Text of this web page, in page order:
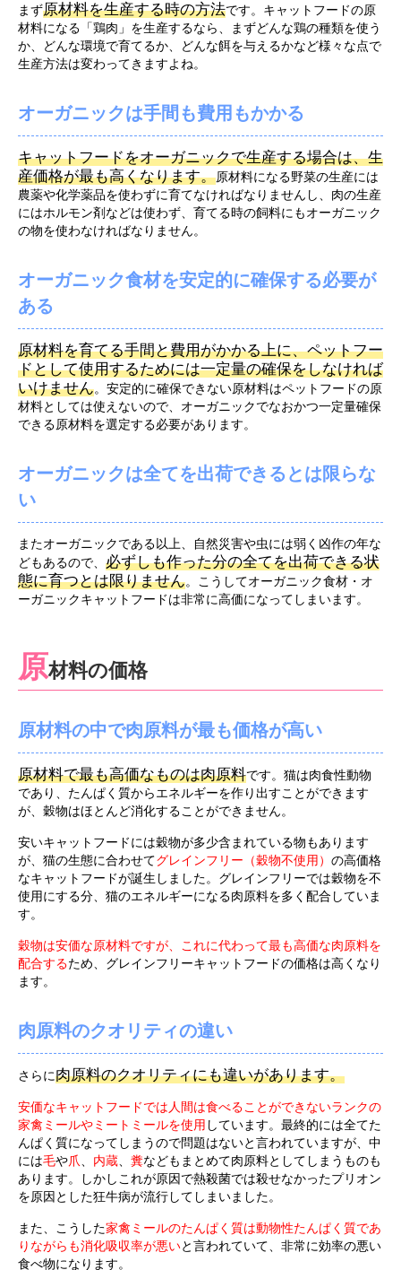
まず原材料を生産する時の方法です。キャットフードの原
材料になる「鶏肉」を生産するなら、まずどんな鶏の種類を使う
か、どんな環境で育てるか、どんな餌を与えるかなど様々な点で
生産方法は変わってきますよね。
オーガニックは手間も費用もかかる
キャットフードをオーガニックで生産する場合は、生
産価格が最も高くなります。原材料になる野菜の生産には
農薬や化学薬品を使わずに育てなければなりませんし、肉の生産
にはホルモン剤などは使わず、育てる時の飼料にもオーガニック
の物を使わなければなりません。
オーガニック食材を安定的に確保する必要が
ある
原材料を育てる手間と費用がかかる上に、ペットフー
ドとして使用するためには一定量の確保をしなければ
いけません。安定的に確保できない原材料はペットフードの原
材料としては使えないので、オーガニックでなおかつ一定量確保
できる原材料を選定する必要があります。
オーガニックは全てを出荷できるとは限らな
い
またオーガニックである以上、自然災害や虫には弱く凶作の年な
どもあるので、 必ずしも作った分の全てを出荷できる状
態に育つとは限りません。こうしてオーガニック食材・オ
ーガニックキャットフードは非常に高価になってしまいます。
原材料の価格
原材料の中で肉原料が最も価格が高い
原材料で最も高価なものは肉原料です。猫は肉食性動物
であり、たんぱく質からエネルギーを作り出すことができます
が、穀物はほとんど消化することができません。
安いキャットフードには穀物が多少含まれている物もあります
が、猫の生態に合わせてグレインフリー（穀物不使用） の高価格
なキャットフードが誕生しました。グレインフリーでは穀物を不
使用にする分、猫のエネルギーになる肉原料を多く配合していま
す。
穀物は安価な原材料ですが、これに代わって最も高価な肉原料を
配合するため、グレインフリーキャットフードの価格は高くなり
ます。
肉原料のクオリティの違い
さらに肉原料のクオリティにも違いがあります。
安価なキャットフードでは人間は食べることができないランクの
家禽ミールやミートミールを使用 しています。最終的には全てた
んぱく質になってしまうので問題はないと言われていますが、中
には毛や爪、 内蔵、 糞などもまとめて肉原料としてしまうものも
あります。しかしこれが原因で熱殺菌では殺せなかったプリオン
を原因とした狂牛病が流行してしまいました。
また、こうした家禽ミールのたんぱく質は動物性たんぱく質であ
りながらも消化吸収率が悪いと言われていて、非常に効率の悪い
食べ物になります。